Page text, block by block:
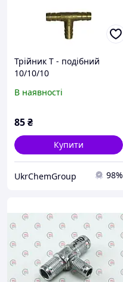
Трійник Т - подібний
10/10/10
В наявності
85₴
Купити
UkrChemGroup 98%